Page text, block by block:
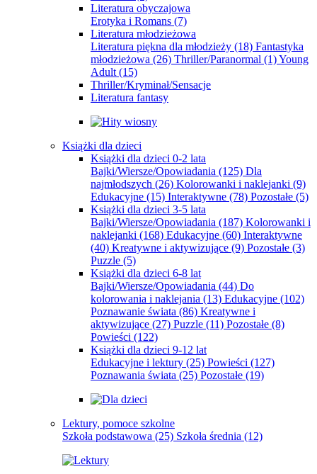
Literatura obyczajowa
Erotyka i Romans (7)
Literatura młodzieżowa
Literatura piękna dla młodzieży (18) Fantastyka
młodzieżowa (26) Thriller/Paranormal (1)Young
Adult (15)
Thriller/Kryminał/Sensacje
Literatura fantasy
Książki dla dzieci
Książki dla dzieci 0-2 lata
Bajki/Wiersze/Opowiadania (125) Dla
najmłodszych (26) Kolorowanki i naklejanki (9)
Edukacyjne (15) Interaktywne (78) Pozostałe (5)
Książki dla dzieci 3-5 lata
Bajki/Wiersze/Opowiadania (187) Kolorowanki i
naklejanki (168) Edukacyjne (60) Interaktywne
(40) Kreatywne i aktywizujące (9) Pozostałe (3)
Puzzle (5)
Książki dla dzieci 6-8 lat
Bajki/Wiersze/Opowiadania (44) Do
kolorowania i naklejania (13) Edukacyjne (102)
Poznawanie świata (86) Kreatywne i
aktywizujące (27) Puzzle (11) Pozostałe (8)
Powieści (122)
Książki dla dzieci 9-12 lat
Edukacyjne i lektury (25) Powieści (127)
Poznawania świata (25) Pozostałe (19)
Lektury, pomoce szkolne
Szkoła podstawowa (25) Szkoła średnia (12)